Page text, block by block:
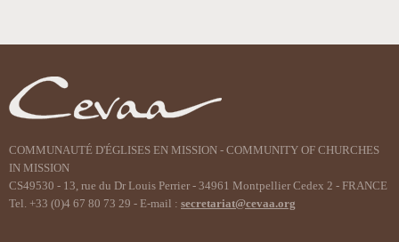
document
COMMUNAUTÉ D'ÉGLISES EN MISSION - COMMUNITY OF CHURCHES
IN MISSION
CS49530 - 13, rue du Dr Louis Perrier - 34961 Montpellier Cedex 2 - FRANCE
Tel. +33 (0)4 67 80 73 29 - E-mail : secretariat@cevaa.org